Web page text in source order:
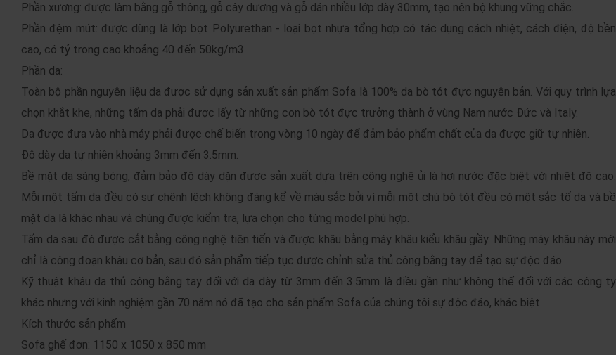
Phần xương: được làm bằng gỗ thông, gỗ cây dương và gỗ dán nhiều lớp dày 30mm, tạo nên bộ khung vững chắc.
Phần đệm mút: được dùng là lớp bọt Polyurethan - loại bọt nhựa tổng hợp có tác dụng cách nhiệt, cách điện, độ bền
cao, có tỷ trong cao khoảng 40 đến 50kg/m3.
Phần da:
Toàn bộ phần nguyên liệu da được sử dụng sản xuất sản phẩm Sofa là 100% da bò tót đực nguyên bản. Với quy trình lựa
chọn khắt khe, những tấm da phải được lấy từ những con bò tót đực trưởng thành ở vùng Nam nước Đức và Italy.
Da được đưa vào nhà máy phải được chế biến trong vòng 10 ngày để đảm bảo phẩm chất của da được giữ tự nhiên.
Độ dày da tự nhiên khoảng 3mm đến 3.5mm.
Bề mặt da sáng bóng, đảm bảo độ dày dặn được sản xuất dựa trên công nghệ ủi là hơi nước đặc biệt với nhiệt độ cao.
Mỗi một tấm da đều có sự chênh lệch không đáng kể về màu sắc bởi vì mỗi một chú bò tót đều có một sắc tố da và bề
mặt da là khác nhau và chúng được kiểm tra, lựa chọn cho từng model phù hợp.
Tấm da sau đó được cắt bằng công nghệ tiên tiến và được khâu bằng máy khâu kiểu khâu giầy. Những máy khâu này mới
chỉ là công đoạn khâu cơ bản, sau đó sản phẩm tiếp tục được chỉnh sửa thủ công bằng tay để tạo sự độc đáo.
Kỹ thuật khâu da thủ công bằng tay đối với da dày từ 3mm đến 3.5mm là điều gần như không thể đối với các công ty
khác nhưng với kinh nghiệm gần 70 năm nó đã tạo cho sản phẩm Sofa của chúng tôi sự độc đáo, khác biệt.
Kích thước sản phẩm
Sofa ghế đơn: 1150 x 1050 x 850 mm